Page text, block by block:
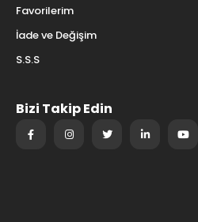
Favorilerim
İade ve Değişim
S.S.S
Bizi Takip Edin